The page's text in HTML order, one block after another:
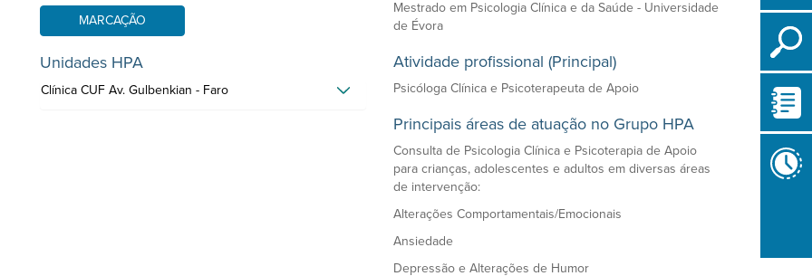
MARCAÇÃO
Unidades HPA
Clínica CUF Av. Gulbenkian - Faro
Mestrado em Psicologia Clínica e da Saúde - Universidade
de Évora
Atividade profissional (Principal)
Psicóloga Clínica e Psicoterapeuta de Apoio
Principais áreas de atuação no Grupo HPA
Consulta de Psicologia Clínica e Psicoterapia de Apoio
para crianças, adolescentes e adultos em diversas áreas
de intervenção:
Alterações Comportamentais/Emocionais
Ansiedade
Depressão e Alterações de Humor